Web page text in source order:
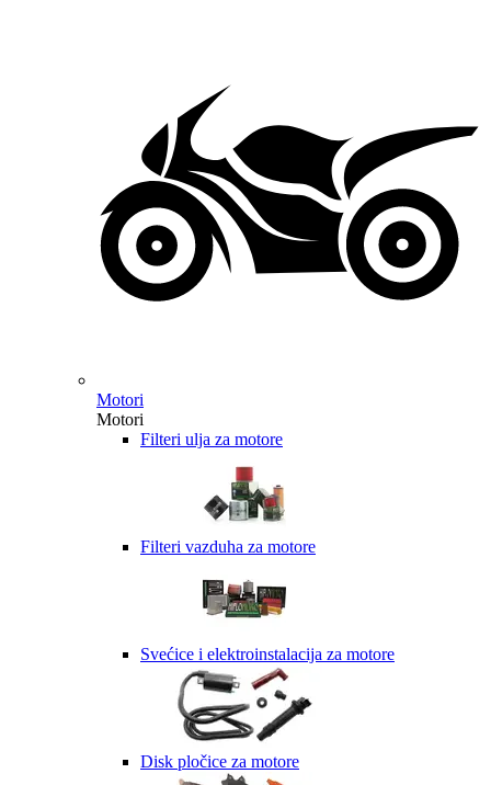
Motori
Motori
Filteri ulja za motore
Filteri vazduha za motore
Svećice i elektroinstalacija za motore
Disk pločice za motore